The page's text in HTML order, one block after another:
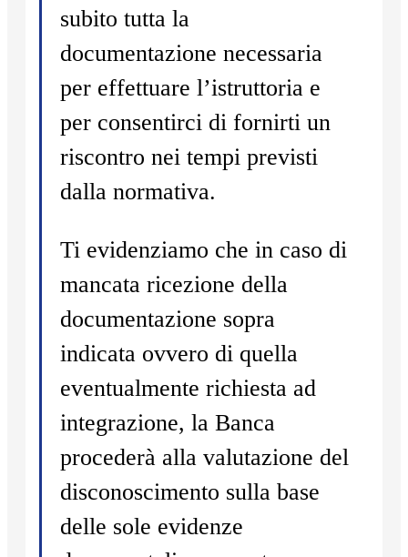
subito tutta la
documentazione necessaria
per effettuare l’istruttoria e
per consentirci di fornirti un
riscontro nei tempi previsti
dalla normativa.
Ti evidenziamo che in caso di
mancata ricezione della
documentazione sopra
indicata ovvero di quella
eventualmente richiesta ad
integrazione, la Banca
procederà alla valutazione del
disconoscimento sulla base
delle sole evidenze